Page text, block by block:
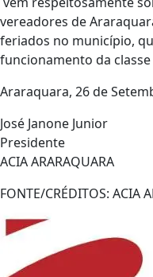
vereadores de
feriados no município,
funcionamento da
Araraquara, 26 de
José Janone Junior
Presidente
ACIA ARARAQUARA
FONTE/CRÉDITOS: ACIA